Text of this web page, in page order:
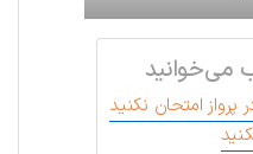
می‌خوانید